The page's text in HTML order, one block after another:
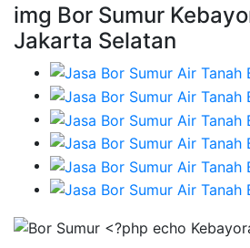
img Bor Sumur
Jakarta Selatan